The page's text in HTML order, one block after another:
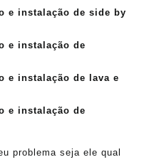
e instalação de side by
e instalação de
e instalação de lava e
e instalação de
problema seja ele qual